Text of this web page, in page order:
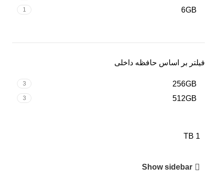
6GB
1
فیلتر بر اساس حافظه داخلی
256GB
3
512GB
3
1 TB
Show sidebar